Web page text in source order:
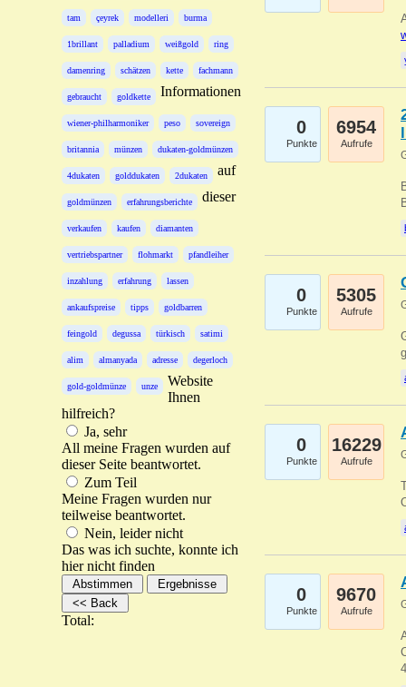
tam çeyrek modelleri burma
1brillant palladium weißgold ring
damenring schätzen kette fachmann
gebraucht goldkette
wiener-philharmoniker peso sovereign
britannia münzen dukaten-goldmünzen
4dukaten golddukaten 2dukaten
goldmünzen erfahrungsberichte
verkaufen kaufen diamanten
vertriebspartner flohmarkt pfandleiher
inzahlung erfahrung lassen
ankaufspreise tipps goldbarren
feingold degussa türkisch satimi
alim almanyada adresse degerloch
gold-goldmünze unze
Informationen
auf
dieser
Website
Ihnen
hilfreich?
Ja, sehr
All meine Fragen wurden auf
dieser Seite beantwortet.
Zum Teil
Meine Fragen wurden nur
teilweise beantwortet.
Nein, leider nicht
Das was ich suchte, konnte ich
hier nicht finden
Total:
0
Punkte
6954
Aufrufe
0
Punkte
5305
Aufrufe
0
Punkte
16229
Aufrufe
0
Punkte
9670
Aufrufe